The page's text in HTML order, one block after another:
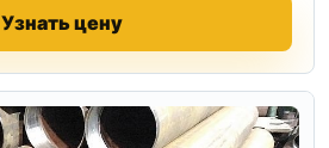
Узнать цену